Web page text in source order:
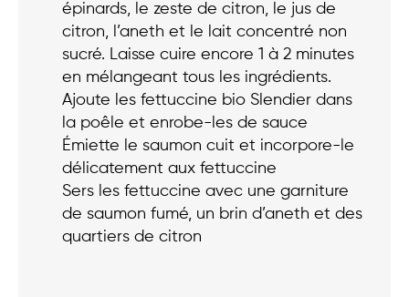
épinards, le zeste de citron, le jus de
citron, l’aneth et le lait concentré non
sucré. Laisse cuire encore 1 à 2 minutes
en mélangeant tous les ingrédients.
Ajoute les fettuccine bio Slendier dans
la poêle et enrobe-les de sauce
Émiette le saumon cuit et incorpore-le
délicatement aux fettuccine
Sers les fettuccine avec une garniture
de saumon fumé, un brin d’aneth et des
quartiers de citron